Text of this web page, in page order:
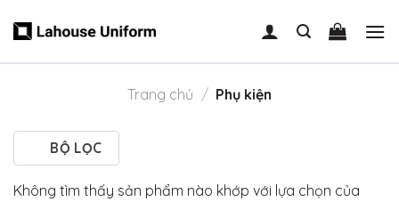
Trang chủ / Phụ kiện
BỘ LỌC
Không tìm thấy sản phẩm nào khớp với lựa chọn của